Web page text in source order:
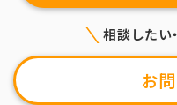
相談したい
お